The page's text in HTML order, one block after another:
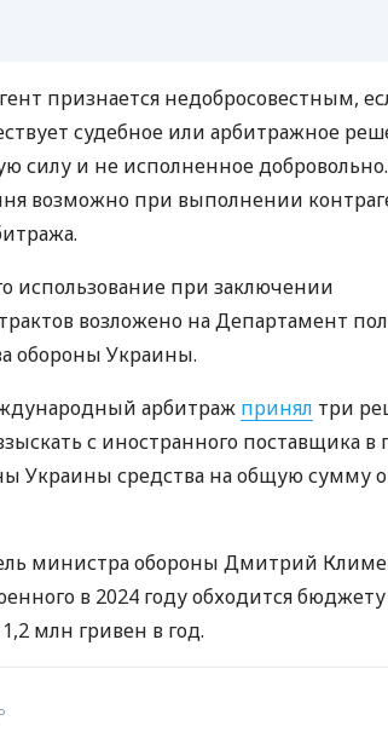
признается недобросовестным,
судебное или арбитражное
силу и не исполненное добровольно.
возможно при выполнении
использование при заключении
возложено на Департамент
обороны Украины.
арбитраж принял три
с иностранного поставщика в
Украины средства на общую сумму
министра обороны Дмитрий
в 2024 году обходится бюджету
млн гривен в год.